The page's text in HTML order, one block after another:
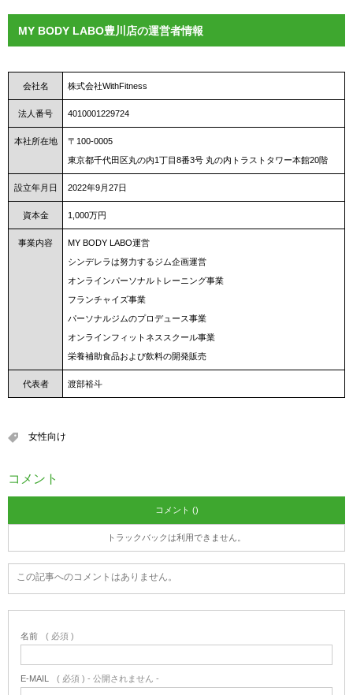
MY BODY LABO豊川店の運営者情報
会社名 株式会社WithFitness
法人番号 4010001229724
本社所在地
〒100-0005
東京都千代田区丸の内1丁目8番3号 丸の内トラストタワー本館20階
設立年月日 2022年9月27日
資本金 1,000万円
事業内容
MY BODY LABO運営
シンデレラは努力するジム企画運営
オンラインパーソナルトレーニング事業
フランチャイズ事業
パーソナルジムのプロデュース事業
オンラインフィットネススクール事業
栄養補助食品および飲料の開発販売
代表者 渡部裕斗
女性向け
コメント
コメント ()
トラックバックは利用できません。
この記事へのコメントはありません。
名前 ( 必須 )
E-MAIL ( 必須 ) - 公開されません -